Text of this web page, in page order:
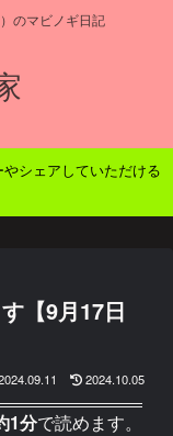
のマビノギ日記
シェアしていただける
【9月17日
2024.10.05
1分で読めます。